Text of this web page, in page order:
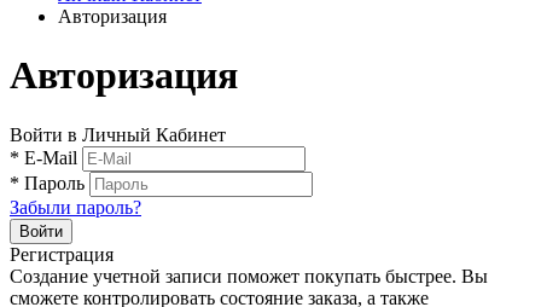
Авторизация
Авторизация
Войти в Личный Кабинет
* E-Mail
* Пароль
Забыли пароль?
Войти
Регистрация
Создание учетной записи поможет покупать быстрее. Вы
сможете контролировать состояние заказа, а также